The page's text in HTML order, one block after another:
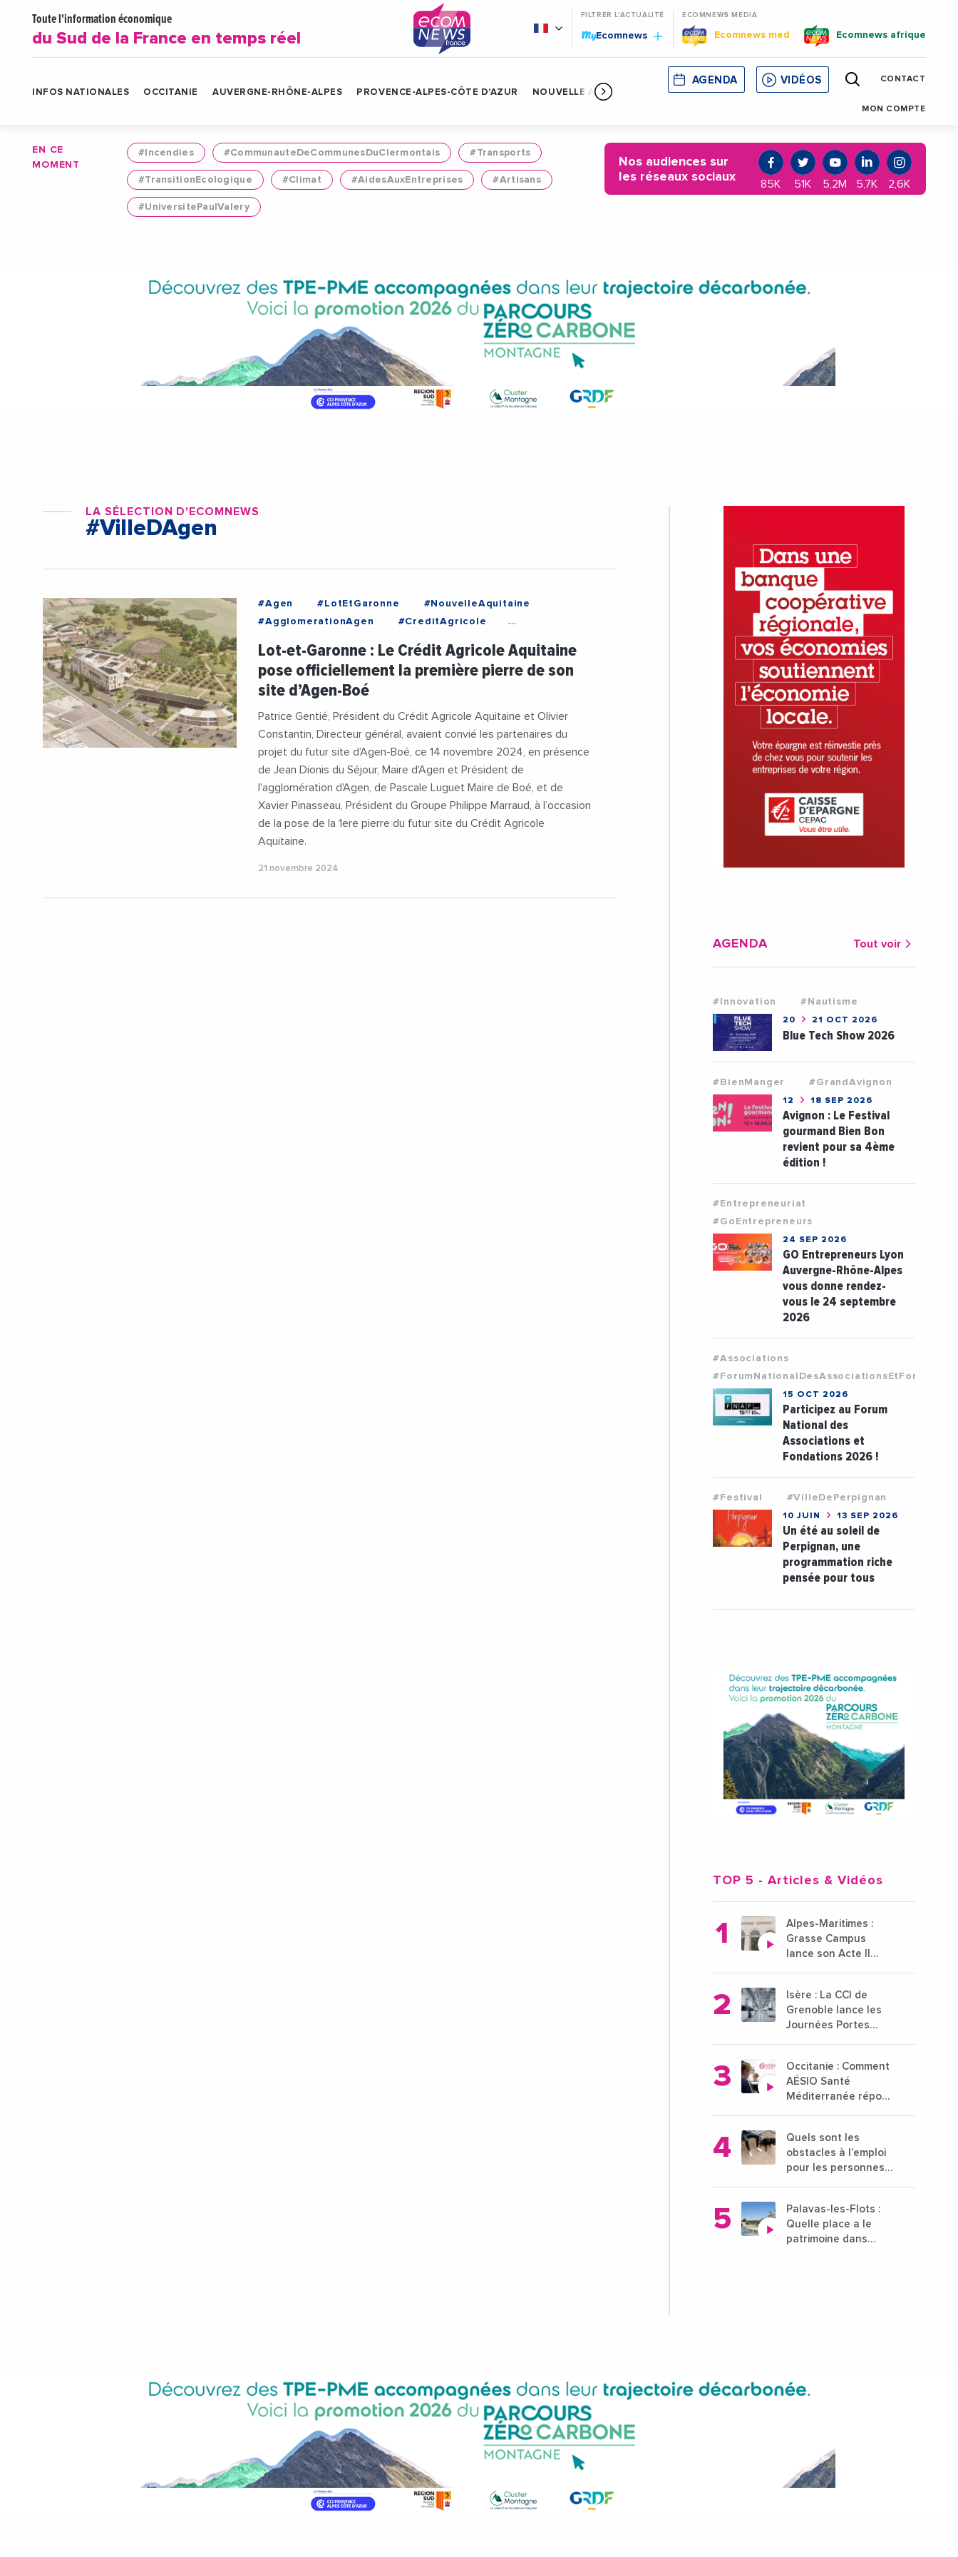
Toute l'information économique
du Sud de la France en temps réel
FILTRER L'ACTUALITÉ
MyEcomnews
ECOMNEWS MEDIA
Ecomnews med Ecomnews afrique
INFOS NATIONALES OCCITANIE AUVERGNE-RHÔNE-ALPES PROVENCE-ALPES-CÔTE D'AZUR NOUVELLE AQUITAINE CORSE MONACO CATALOGNE
AGENDA VIDÉOS CONTACT
MON COMPTE
EN CE
MOMENT
#Incendies #CommunauteDeCommunesDuClermontais #Transports
#TransitionEcologique #Climat #AidesAuxEntreprises #Artisans
#UniversitePaulValery
Nos audiences sur
les réseaux sociaux
85K 51K 5,2M 5,7K 2,6K
LA SÉLECTION D'ECOMNEWS
#VilleDAgen
#Agen #LotEtGaronne
#NouvelleAquitaine
#AgglomerationAgen
#CreditAgricole
#TransitionEcologique
#VilleDAgen
Lot-et-Garonne : Le Crédit Agricole Aquitaine
pose officiellement la première pierre de son
site d’Agen-Boé
Patrice Gentié, Président du Crédit Agricole Aquitaine et Olivier
Constantin, Directeur général, avaient convié les partenaires du
projet du futur site d’Agen-Boé, ce 14 novembre 2024, en présence
de Jean Dionis du Séjour, Maire d'Agen et Président de
l'agglomération d'Agen, de Pascale Luguet Maire de Boé, et de
Xavier Pinasseau, Président du Groupe Philippe Marraud, à l’occasion
de la pose de la 1ere pierre du futur site du Crédit Agricole
Aquitaine.
21 novembre 2024
AGENDA Tout voir
#Innovation #Nautisme
20 21 OCT 2026
Blue Tech Show 2026
#BienManger #GrandAvignon
12 18 SEP 2026
Avignon : Le Festival
gourmand Bien Bon
revient pour sa 4ème
édition !
#Entrepreneuriat
#GoEntrepreneurs
24 SEP 2026
GO Entrepreneurs Lyon
Auvergne-Rhône-Alpes
vous donne rendez-
vous le 24 septembre
2026
#Associations
15 OCT 2026
Participez au Forum
National des
Associations et
Fondations 2026 !
#Festival #VilleDePerpignan
10 JUIN 13 SEP 2026
Un été au soleil de
Perpignan, une
programmation riche
pensée pour tous
TOP 5 - Articles & Vidéos
Alpes-Maritimes :
Grasse Campus
lance son Acte II
pour l'enseignement
supérieur
Isère : La CCI de
Grenoble lance les
Journées Portes
21 octobre 2024
Occitanie : Comment
AÉSIO Santé
Méditerranée répond
médicaux ?
Quels sont les
obstacles à l’emploi
pour les personnes
Palavas-les-Flots :
Quelle place a le
patrimoine dans